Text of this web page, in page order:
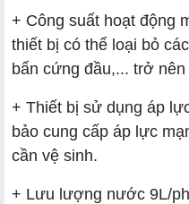
+ Công suất hoạt động
thiết bị có thể loại bỏ
bẩn cứng đầu,... trở
+ Thiết bị sử dụng áp
bảo cung cấp áp lực
cần vệ sinh.
+ Lưu lượng nước 9L/